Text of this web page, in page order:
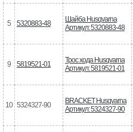
5 5320883-48
Шайба Husqvarna
Артикул: 5320883-48
9 5819521-01
Трос хода Husqvarna
Артикул: 5819521-01
10 5324327-90
BRACKET Husqvarna
Артикул: 5324327-90